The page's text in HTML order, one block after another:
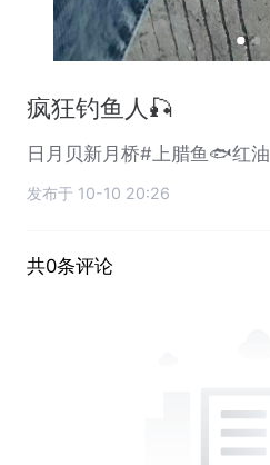
疯狂钓鱼人🎣
日月贝新月桥#上腊鱼🐟红油
发布于 10-10 20:26
共0条评论